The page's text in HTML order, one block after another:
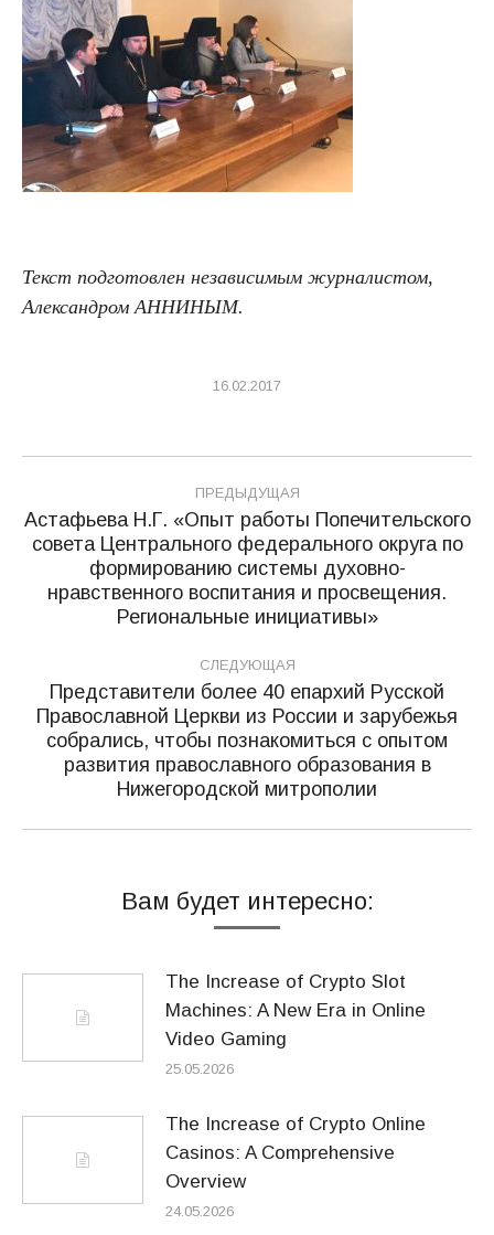
Текст подготовлен независимым журналистом,
Александром АННИНЫМ.
16.02.2017
Навигация
по
записям
ПРЕДЫДУЩАЯ
Предыдущая
запись:
Астафьева Н.Г. «Опыт работы Попечительского
совета Центрального федерального округа по
формированию системы духовно-
нравственного воспитания и просвещения.
Региональные инициативы»
СЛЕДУЮЩАЯ
Следующая
запись:
Представители более 40 епархий Русской
Православной Церкви из России и зарубежья
собрались, чтобы познакомиться с опытом
развития православного образования в
Нижегородской митрополии
Вам будет интересно:
The Increase of Crypto Slot
Machines: A New Era in Online
Video Gaming
25.05.2026
The Increase of Crypto Online
Casinos: A Comprehensive
Overview
24.05.2026